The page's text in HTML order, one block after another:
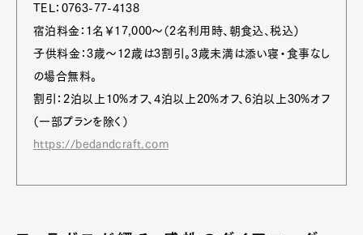
TEL：0763-77-4138
宿泊料金：1名￥17,000〜（2名利用時、朝食込、税込）
子供料金：3歳〜12歳は3割引。3歳未満は添い寝・食事なし
の場合無料。
割引：2泊以上10%オフ、4泊以上20%オフ、6泊以上30%オフ
（一部プランを除く）
https://bedandcraft.com